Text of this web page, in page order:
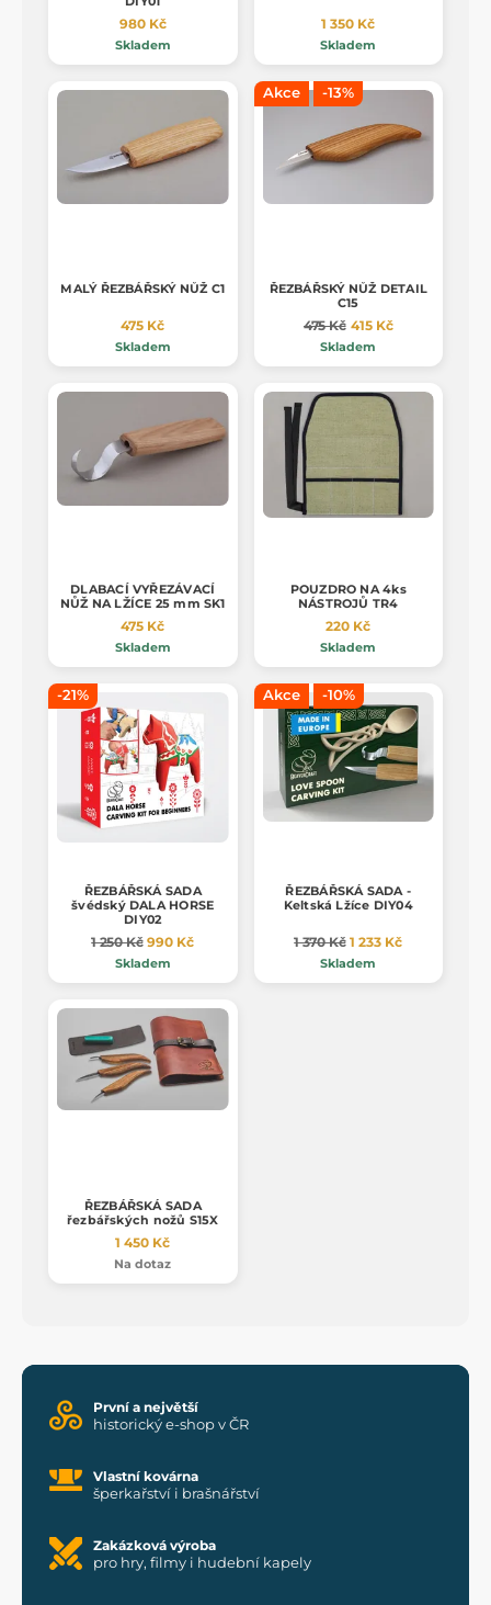
980 Kč
Skladem
1 350 Kč
Skladem
MALÝ ŘEZBÁŘSKÝ NŮŽ C1
475 Kč
Skladem
Akce -13%
ŘEZBÁŘSKÝ NŮŽ DETAIL
C15
475 Kč 415 Kč
Skladem
DLABACÍ VYŘEZÁVACÍ
NŮŽ NA LŽÍCE 25 mm SK1
475 Kč
Skladem
POUZDRO NA 4ks
NÁSTROJŮ TR4
220 Kč
Skladem
-21%
ŘEZBÁŘSKÁ SADA
švédský DALA HORSE
DIY02
1 250 Kč 990 Kč
Skladem
Akce -10%
ŘEZBÁŘSKÁ SADA -
Keltská Lžíce DIY04
1 370 Kč 1 233 Kč
Skladem
ŘEZBÁŘSKÁ SADA
řezbářských nožů S15X
1 450 Kč
Na dotaz
První a největší
historický e-shop v ČR
Vlastní kovárna
šperkařství i brašnářství
Zakázková výroba
pro hry, filmy i hudební kapely